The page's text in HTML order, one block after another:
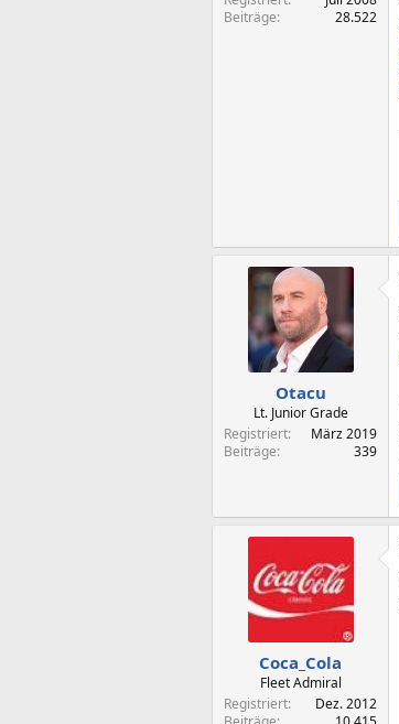
Beiträge
28.522
Otacu
Lt. Junior Grade
Registriert
März 2019
Beiträge
339
Coca_Cola
Fleet Admiral
Registriert
Dez. 2012